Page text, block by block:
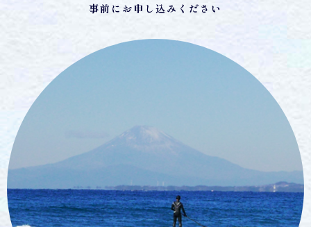
事前にお申し込みください